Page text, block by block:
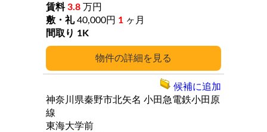
詳細
3.8 万円
40,000円 1 ヶ月
1K
神奈川県秦野市北矢名 小田急電鉄小田原
線
東海大学前
候補に追加